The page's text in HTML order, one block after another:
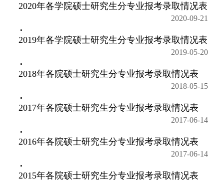
2020年各学院硕士研究生分专业报考录取情况表
2020-09-21
2019年各学院硕士研究生分专业报考录取情况表
2019-05-20
2018年各院硕士研究生分专业报考录取情况表
2018-05-15
2017年各院硕士研究生分专业报考录取情况表
2017-06-14
2016年各院硕士研究生分专业报考录取情况表
2017-06-14
2015年各院硕士研究生分专业报考录取情况表